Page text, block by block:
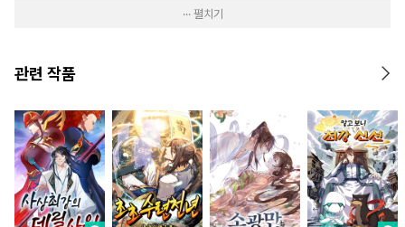
··· 펼치기
관련 작품